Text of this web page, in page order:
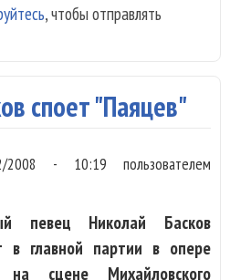
, чтобы отправлять
споет "Паяцев"
2008 - 10:19 пользователем
певец Николай Басков
в главной партии в опере
сцене Михайловского